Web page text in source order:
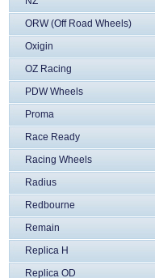
ORW (Off Road Wheels)
Oxigin
OZ Racing
PDW Wheels
Proma
Race Ready
Racing Wheels
Radius
Redbourne
Remain
Replica H
Replica OD